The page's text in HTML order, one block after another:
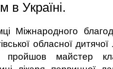
в Україні.
Міжнародного
обласної
пройшов майстер